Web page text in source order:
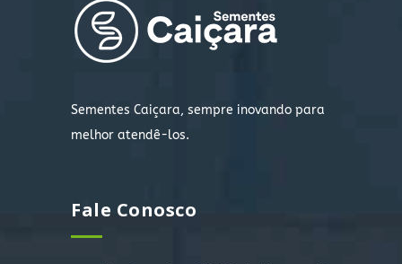
Sementes Caiçara, sempre inovando para
melhor atendê-los.
Fale Conosco